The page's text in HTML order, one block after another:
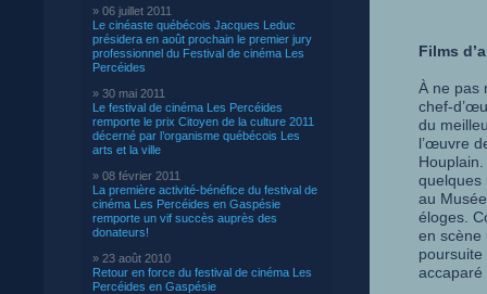
» 06 juillet 2011
Le cinéaste québécois Jacques Leduc
présidera en août prochain le premier jury
professionnel du Festival de cinéma Les
Percéides
» 30 mai 2011
Le festival de cinéma Les Percéides
remporte le prix Citoyen de la culture 2011
décerné par l’organisme québécois Les
arts et la ville
» 08 février 2011
La première activité-bénéfice du festival de
cinéma Les Percéides en Gaspésie
remporte un vif succès auprès des
donateurs!
» 23 août 2010
Retour en force du festival de cinéma Les
Percéides en Gaspésie
Films
À ne pas
chef-
du
l’œuvre
quelques
au
éloges.
en scène
accaparé